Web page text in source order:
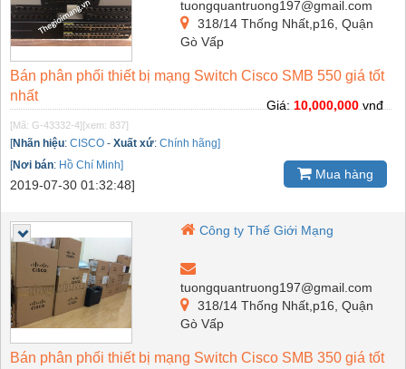
tuongquantruong197@gmail.com
318/14 Thống Nhất,p16, Quận
Gò Vấp
Bán phân phối thiết bị mạng Switch Cisco SMB 550 giá tốt
nhất
[Mã: G-43332-4] [xem: 837]
[Nhãn hiệu: CISCO - Xuất xứ: Chính hãng]
[Nơi bán: Hồ Chí Minh]
2019-07-30 01:32:48]
Giá:10,000,000vnđ
Mua hàng
Công ty Thế Giới Mạng
tuongquantruong197@gmail.com
318/14 Thống Nhất,p16, Quận
Gò Vấp
Bán phân phối thiết bị mạng Switch Cisco SMB 350 giá tốt